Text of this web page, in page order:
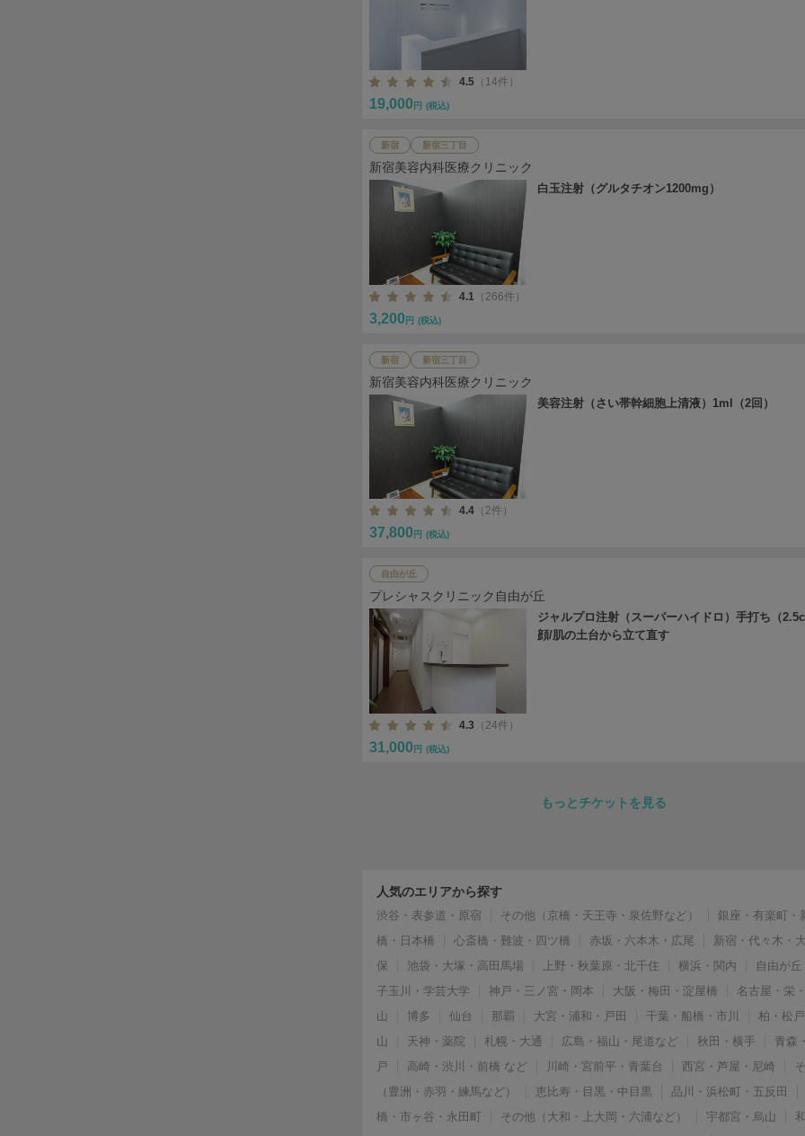
4.5 （14件）
19,000 円 (税込)
新宿 新宿三丁目
新宿美容内科医療クリニック
白玉注射（グルタチオン1200mg）
4.1 （266件）
3,200 円 (税込)
新宿 新宿三丁目
新宿美容内科医療クリニック
美容注射（さい帯幹細胞上清液）1ml（2回）
4.4 （2件）
37,800 円 (税込)
自由が丘
プレシャスクリニック自由が丘
ジャルプロ注射（スーパーハイドロ）手打ち（
顔/肌の土台から立て直す
4.3 （24件）
31,000 円 (税込)
もっとチケットを見る
人気のエリアから探す
渋谷・表参道・原宿 その他（京橋・天王寺・泉佐野など）
銀座・有楽町・
橋・日本橋
心斎橋・難波・四ツ橋 赤坂・六本木・広尾
新宿・代々木・
保
池袋・大塚・高田馬場 上野・秋葉原・北千住 横浜・関内
自由が
子玉川・学芸大学
神戸・三ノ宮・岡本 大阪・梅田・淀屋橋
名古屋・栄
山
博多 仙台 那覇 大宮・浦和・戸田 千葉・船橋・市川
柏・松
山
天神・薬院 札幌・大通 広島・福山・尾道など 秋田・横手
青森
戸
高崎・渋川・前橋 など 川崎・宮前平・青葉台 西宮・芦屋・尼崎
（豊洲・赤羽・練馬など）
恵比寿・目黒・中目黒
品川・浜松町・五反田
橋・市ヶ谷・永田町
その他（大和・上大岡・六浦など） 宇都宮・烏山